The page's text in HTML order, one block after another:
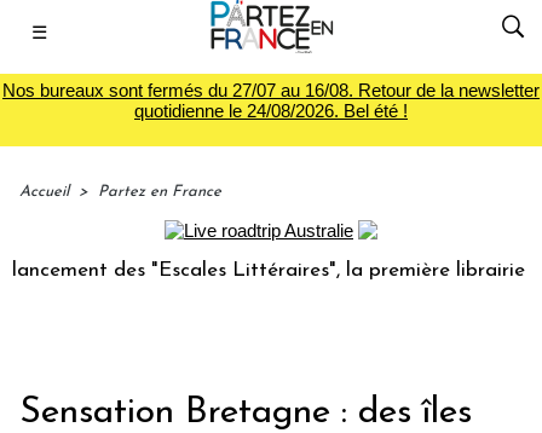
☰
Nos bureaux sont fermés du 27/07 au 16/08. Retour de la newsletter
quotidienne le 24/08/2026. Bel été !
Accueil > Partez en France
des "Escales Littéraires", la première librairie du
Sensation Bretagne : des îles